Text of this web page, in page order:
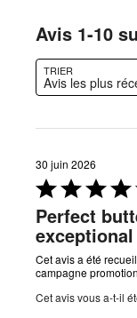
TRIER
Avis les plus
30 juin 2026
Coté
5 sur
5
Perfect
Cet avis a été
campagne
Cet avis vous a-t-il